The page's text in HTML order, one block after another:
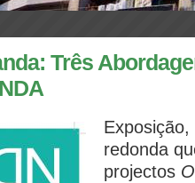
Três
redonda
projectos